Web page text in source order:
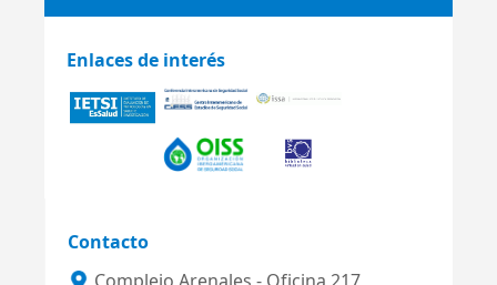
Enlaces de interés
Contacto